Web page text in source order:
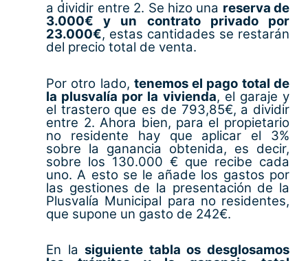
a dividir entre 2. Se hizo una reserva de
3.000€ y un contrato privado por
23.000€, estas cantidades se restarán
del precio total de venta.
Por otro lado, tenemos el pago total de
la plusvalía por la vivienda, el garaje y
el trastero que es de 793,85€, a dividir
entre 2. Ahora bien, para el propietario
no residente hay que aplicar el 3%
sobre la ganancia obtenida, es decir,
sobre los 130.000 € que recibe cada
uno. A esto se le añade los gastos por
las gestiones de la presentación de la
Plusvalía Municipal para no residentes,
que supone un gasto de 242€.
En lasiguiente tabla os desglosamos